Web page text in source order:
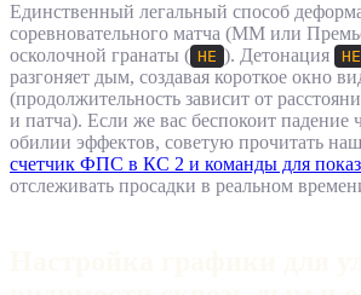
Единственный легальный способ
соревновательного матча (ММ или
осколочной гранаты ( HE ). Детонация HE
разгоняет дым, создавая короткое окно
(продолжительность зависит от
и патча). Если же вас беспокоит падение
обилии эффектов, советую прочитать
счетчик ФПС в КС 2 и команды для
отслеживать просадки в реальном